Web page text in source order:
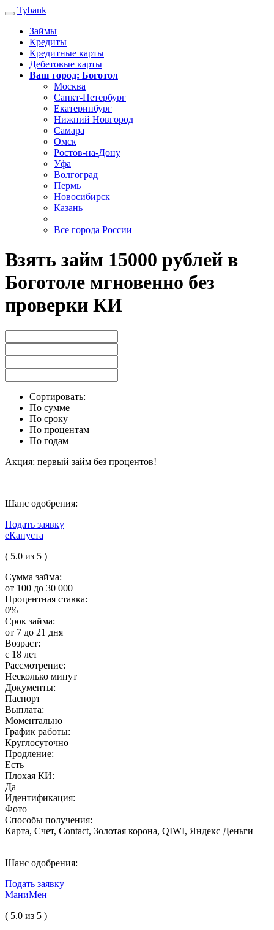
Tybank
Займы
Кредиты
Кредитные карты
Дебетовые карты
Ваш город: Боготол
Москва
Санкт-Петербург
Екатеринбург
Нижний Новгород
Самара
Омск
Ростов-на-Дону
Уфа
Волгоград
Пермь
Новосибирск
Казань
Все города России
Взять займ 15000 рублей в
Боготоле мгновенно без
проверки КИ
Сортировать:
По сумме
По сроку
По процентам
По годам
Акция: первый займ без процентов!
Шанс одобрения:
Подать заявку
еКапуста
( 5.0 из 5 )
Сумма займа:
от 100 до 30 000
Процентная ставка:
0%
Срок займа:
от 7 до 21 дня
Возраст:
с 18 лет
Рассмотрение:
Несколько минут
Документы:
Паспорт
Выплата:
Моментально
График работы:
Круглосуточно
Продление:
Есть
Плохая КИ:
Да
Идентификация:
Фото
Способы получения:
Карта, Счет, Contact, Золотая корона, QIWI, Яндекс Деньги
Шанс одобрения:
Подать заявку
МаниМен
( 5.0 из 5 )